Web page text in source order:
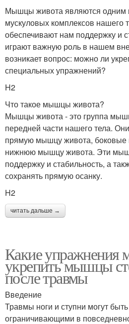
Мышцы живота являются одним
мускуловых комплексов нашего
обеспечивают нам поддержку и
играют важную роль в нашем
возникает вопрос: можно ли
специальных упражнений?
H2
Что такое мышцы живота?
Мышцы живота - это группа
передней части нашего тела.
прямую мышцу живота,
нижнюю мышцу живота. Эти
поддержку и стабильность, а
сохранять прямую осанку.
H2
читать дальше →
Какие упражнения
укрепить мышцы
после травмы
Введение
Травмы ноги и ступни могут
ограничивающими в